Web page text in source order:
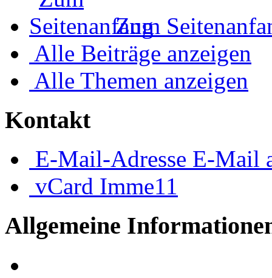
Zum
Alle Beiträge anzeigen
Alle Themen anzeigen
Kontakt
E-Mail-Adresse E-Mail
vCard Imme11
Allgemeine